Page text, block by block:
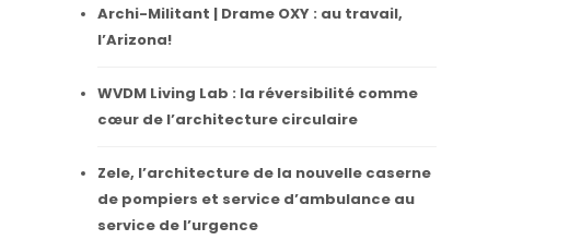
Archi-Militant | Drame OXY : au travail,
l’Arizona!
WVDM Living Lab : la réversibilité comme
cœur de l’architecture circulaire
Zele, l’architecture de la nouvelle caserne
de pompiers et service d’ambulance au
service de l’urgence